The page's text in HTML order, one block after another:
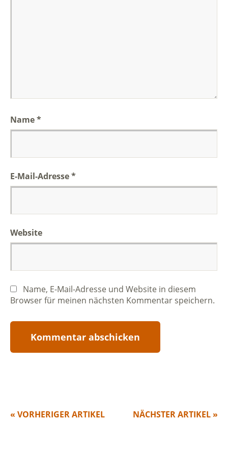
Name*
E-Mail-Adresse*
Website
Name, E-Mail-Adresse und Website in diesem
Browser für meinen nächsten Kommentar speichern.
NÄCHSTER ARTIKEL »
« VORHERIGER ARTIKEL